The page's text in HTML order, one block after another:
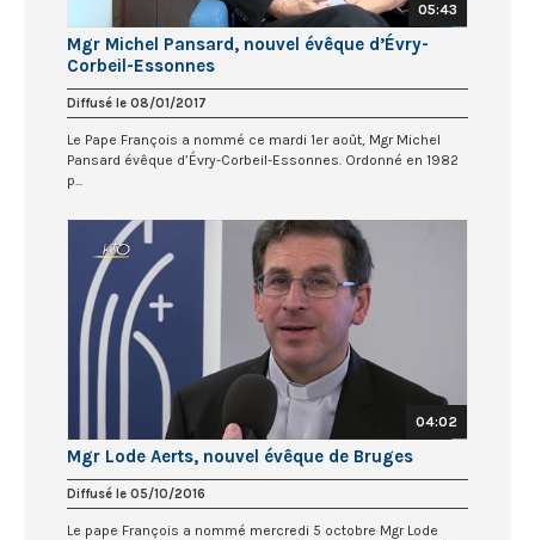
05:43
Mgr Michel Pansard, nouvel évêque d’Évry-
Corbeil-Essonnes
Diffusé le 08/01/2017
Le Pape François a nommé ce mardi 1er août, Mgr Michel
Pansard évêque d’Évry-Corbeil-Essonnes. Ordonné en 1982
p...
04:02
Mgr Lode Aerts, nouvel évêque de Bruges
Diffusé le 05/10/2016
Le pape François a nommé mercredi 5 octobre Mgr Lode